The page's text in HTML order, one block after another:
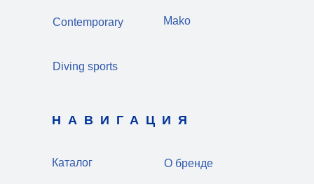
О бренде
Каталог
Diving sports
Contemporary
НАВИГАЦИЯ
Mako